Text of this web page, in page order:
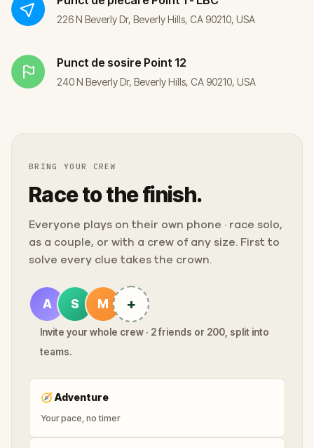
226 N Beverly Dr, Beverly Hills, CA 90210, USA
Punct de sosire Point 12
240 N Beverly Dr, Beverly Hills, CA 90210, USA
BRING YOUR CREW
Race to the finish.
Everyone plays on their own phone · race solo,
as a couple, or with a crew of any size. First to
solve every clue takes the crown.
A S M +
Invite your whole crew · 2 friends or 200, split into
teams.
🧭Adventure
Your pace, no timer